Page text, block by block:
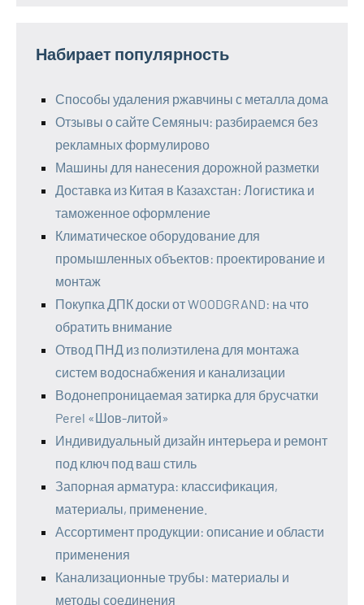
Набирает популярность
Способы удаления ржавчины с металла дома
Отзывы о сайте Семяныч: разбираемся без
рекламных формулирово
Машины для нанесения дорожной разметки
Доставка из Китая в Казахстан: Логистика и
таможенное оформление
Климатическое оборудование для
промышленных объектов: проектирование и
монтаж
Покупка ДПК доски от WOODGRAND: на что
обратить внимание
Отвод ПНД из полиэтилена для монтажа
систем водоснабжения и канализации
Водонепроницаемая затирка для брусчатки
Perel «Шов-литой»
Индивидуальный дизайн интерьера и ремонт
под ключ под ваш стиль
Запорная арматура: классификация,
материалы, применение.
Ассортимент продукции: описание и области
применения
Канализационные трубы: материалы и
методы соединения